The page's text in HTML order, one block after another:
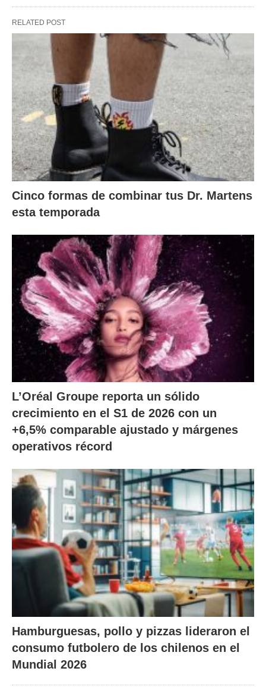
RELATED POST
Cinco formas de combinar tus Dr. Martens
esta temporada
L’Oréal Groupe reporta un sólido
crecimiento en el S1 de 2026 con un
+6,5% comparable ajustado y márgenes
operativos récord
Hamburguesas, pollo y pizzas lideraron el
consumo futbolero de los chilenos en el
Mundial 2026